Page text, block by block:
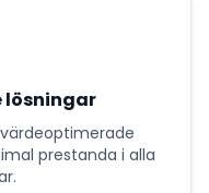
lösningar
värdeoptimerade
prestanda i alla